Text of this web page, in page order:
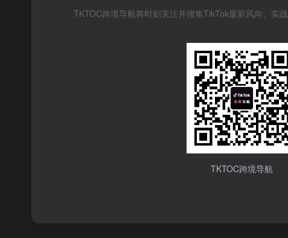
TKTOC跨境导航将时刻关注并搜集TikTok最新风向、实
TKTOC跨境导航